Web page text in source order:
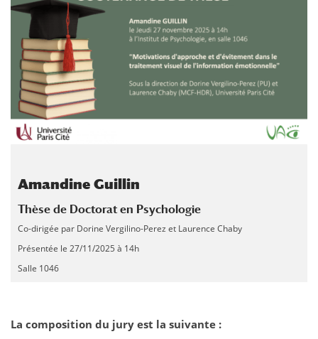
Amandine Guillin
Thèse de Doctorat en Psychologie
Co-dirigée par Dorine Vergilino-Perez et Laurence Chaby
Présentée le 27/11/2025 à 14h
Salle 1046
La composition du jury est la suivante :